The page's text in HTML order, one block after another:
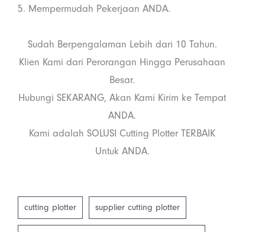
5. Mempermudah Pekerjaan ANDA.
Sudah Berpengalaman Lebih dari 10 Tahun.
Klien Kami dari Perorangan Hingga Perusahaan
Besar.
Hubungi SEKARANG, Akan Kami Kirim ke Tempat
ANDA.
Kami adalah SOLUSI Cutting Plotter TERBAIK
Untuk ANDA.
cutting plotter supplier cutting plotter